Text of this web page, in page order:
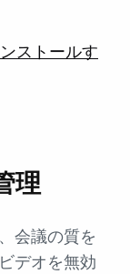
ストールす
理
会議の質を
デオを無効